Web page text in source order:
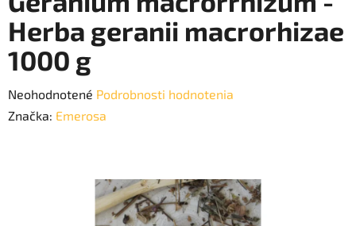
Herba geranii macrorhizae
1000 g
Priemerné
hodnotenie
Neohodnotené Podrobnosti hodnotenia
Značka: Emerosa